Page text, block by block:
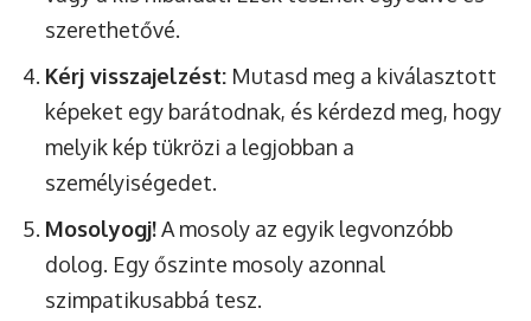
szerethetővé.
Kérj visszajelzést: Mutasd meg a kiválasztott
képeket egy barátodnak, és kérdezd meg, hogy
melyik kép tükrözi a legjobban a
személyiségedet.
Mosolyogj!A mosoly az egyik legvonzóbb
dolog. Egy őszinte mosoly azonnal
szimpatikusabbá tesz.